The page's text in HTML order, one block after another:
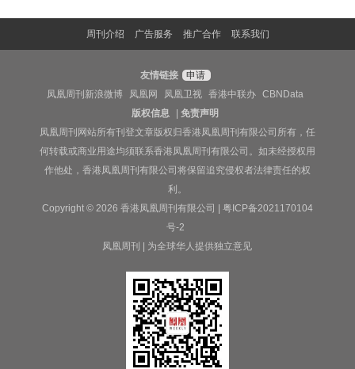
周刊介绍 广告服务 推广合作 联系我们
友情链接
申请
凤凰周刊新浪微博
凤凰网 凤凰卫视 香港中联办
CBNData
版权信息
|免责声明
凤凰周刊网站所有刊登文章版权归香港凤凰周刊有限公司所有，任
何转载或商业用途均须联系香港凤凰周刊有限公司。如未经授权用
作他处，香港凤凰周刊有限公司将保留追究侵权者法律责任的权
利。
Copyright © 2026 香港凤凰周刊有限公司 | 粤ICP备2021170104
号-2
凤凰周刊 | 为全球华人提供独立意见